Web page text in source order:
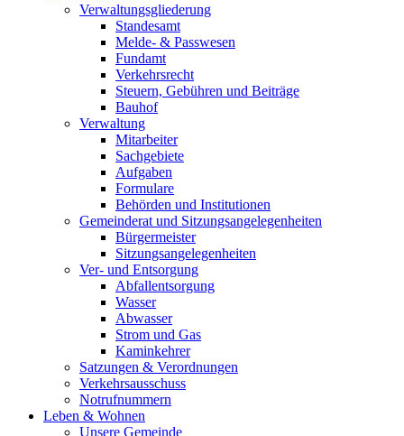
Verwaltungsgliederung
Standesamt
Melde- & Passwesen
Fundamt
Verkehrsrecht
Steuern, Gebühren und Beiträge
Bauhof
Verwaltung
Mitarbeiter
Sachgebiete
Aufgaben
Formulare
Behörden und Institutionen
Gemeinderat und Sitzungsangelegenheiten
Bürgermeister
Sitzungsangelegenheiten
Ver- und Entsorgung
Abfallentsorgung
Wasser
Abwasser
Strom und Gas
Kaminkehrer
Satzungen & Verordnungen
Verkehrsausschuss
Notrufnummern
Leben & Wohnen
Unsere Gemeinde